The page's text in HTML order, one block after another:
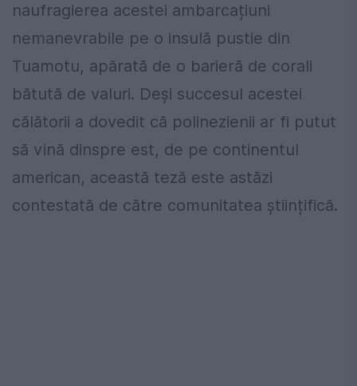
naufragierea acestei ambarcațiuni
nemanevrabile pe o insulă pustie din
Tuamotu, apărată de o barieră de corali
bătută de valuri. Deși succesul acestei
călătorii a dovedit că polinezienii ar fi putut
să vină dinspre est, de pe continentul
american, această teză este astăzi
contestată de către comunitatea științifică.